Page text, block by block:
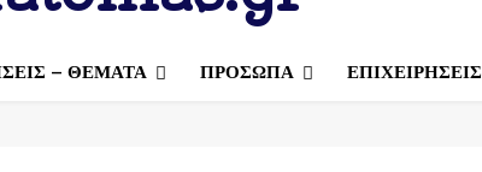
– ΘΕΜΑΤΑ ΠΡΟΣΩΠΑ ΕΠΙΧΕΙΡΗΣΕΙΣ